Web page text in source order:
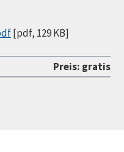
[pdf, 129 KB]
Preis: gratis